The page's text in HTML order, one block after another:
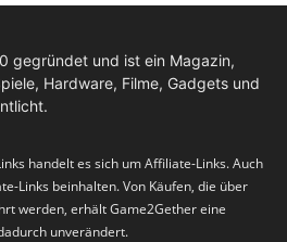
gegründet und ist ein Magazin,
Hardware, Filme, Gadgets und
handelt es sich um Affiliate-Links. Auch
Links beinhalten. Von Käufen, die über
werden, erhält Game2Gether eine
unverändert.